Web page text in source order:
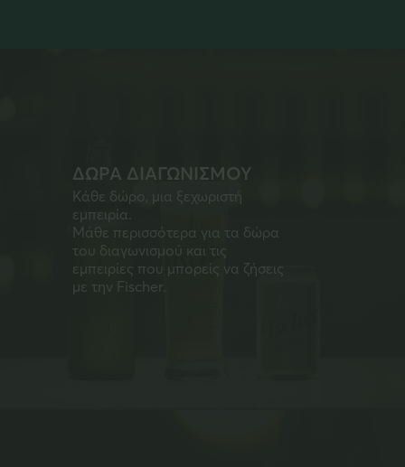
ΔΩΡΑ ΔΙΑΓΩΝΙΣΜΟΥ
Κάθε δώρο, μια ξεχωριστή
εμπειρία.
Μάθε περισσότερα για τα δώρα
του διαγωνισμού και τις
εμπειρίες που μπορείς να ζήσεις
με την Fischer.